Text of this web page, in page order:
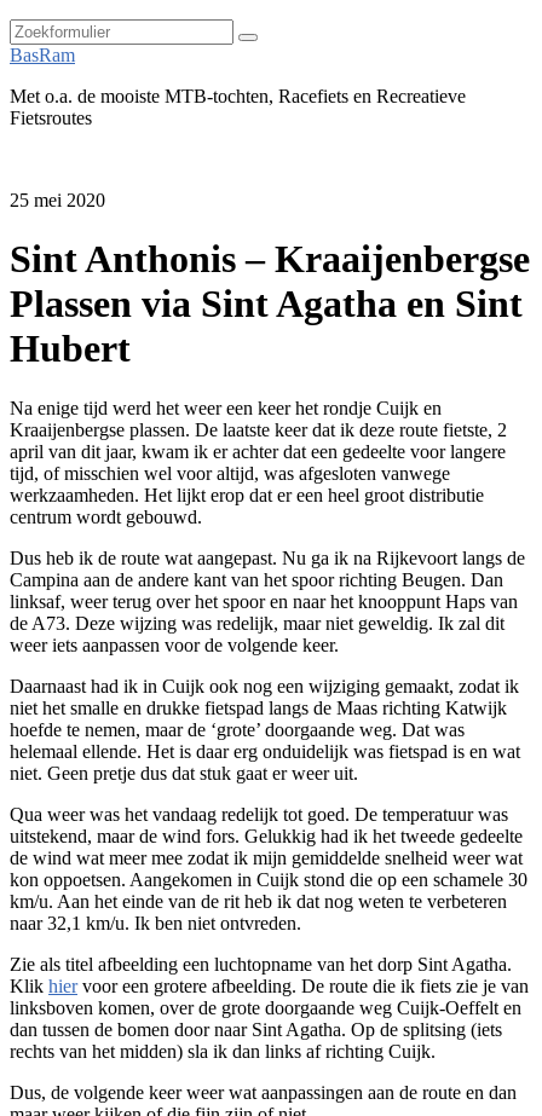
Zoeken
BasRam
Met o.a. de mooiste MTB-tochten, Racefiets en Recreatieve
Fietsroutes
25 mei 2020
Sint Anthonis – Kraaijenbergse
Plassen via Sint Agatha en Sint
Hubert
Na enige tijd werd het weer een keer het rondje Cuijk en
Kraaijenbergse plassen. De laatste keer dat ik deze route fietste, 2
april van dit jaar, kwam ik er achter dat een gedeelte voor langere
tijd, of misschien wel voor altijd, was afgesloten vanwege
werkzaamheden. Het lijkt erop dat er een heel groot distributie
centrum wordt gebouwd.
Dus heb ik de route wat aangepast. Nu ga ik na Rijkevoort langs de
Campina aan de andere kant van het spoor richting Beugen. Dan
linksaf, weer terug over het spoor en naar het knooppunt Haps van
de A73. Deze wijzing was redelijk, maar niet geweldig. Ik zal dit
weer iets aanpassen voor de volgende keer.
Daarnaast had ik in Cuijk ook nog een wijziging gemaakt, zodat ik
niet het smalle en drukke fietspad langs de Maas richting Katwijk
hoefde te nemen, maar de ‘grote’ doorgaande weg. Dat was
helemaal ellende. Het is daar erg onduidelijk was fietspad is en wat
niet. Geen pretje dus dat stuk gaat er weer uit.
Qua weer was het vandaag redelijk tot goed. De temperatuur was
uitstekend, maar de wind fors. Gelukkig had ik het tweede gedeelte
de wind wat meer mee zodat ik mijn gemiddelde snelheid weer wat
kon oppoetsen. Aangekomen in Cuijk stond die op een schamele 30
km/u. Aan het einde van de rit heb ik dat nog weten te verbeteren
naar 32,1 km/u. Ik ben niet ontvreden.
Zie als titel afbeelding een luchtopname van het dorp Sint Agatha.
Klik hiervoor een grotere afbeelding. De route die ik fiets zie je van
linksboven komen, over de grote doorgaande weg Cuijk-Oeffelt en
dan tussen de bomen door naar Sint Agatha. Op de splitsing (iets
rechts van het midden) sla ik dan links af richting Cuijk.
Dus, de volgende keer weer wat aanpassingen aan de route en dan